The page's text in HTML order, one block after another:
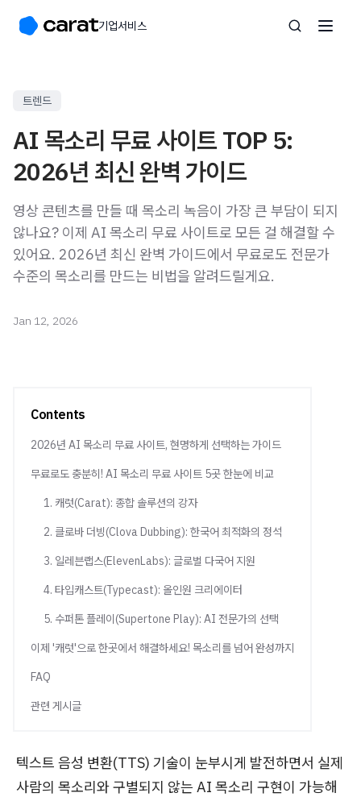
기업서비스
트렌드
AI 목소리 무료 사이트 TOP 5:
2026년 최신 완벽 가이드
영상 콘텐츠를 만들 때 목소리 녹음이 가장 큰 부담이 되지
않나요? 이제 AI 목소리 무료 사이트로 모든 걸 해결할 수
있어요. 2026년 최신 완벽 가이드에서 무료로도 전문가
수준의 목소리를 만드는 비법을 알려드릴게요.
Jan 12, 2026
Contents
2026년 AI 목소리 무료 사이트, 현명하게 선택하는 가이드
무료로도 충분히! AI 목소리 무료 사이트 5곳 한눈에 비교
1. 캐럿(Carat): 종합 솔루션의 강자
2. 클로바 더빙(Clova Dubbing): 한국어 최적화의 정석
3. 일레븐랩스(ElevenLabs): 글로벌 다국어 지원
4. 타입캐스트(Typecast): 올인원 크리에이터
5. 수퍼톤 플레이(Supertone Play): AI 전문가의 선택
이제 '캐럿'으로 한곳에서 해결하세요! 목소리를 넘어 완성까지
FAQ
관련 게시글
텍스트 음성 변환(TTS) 기술이 눈부시게 발전하면서 실제
사람의 목소리와 구별되지 않는 AI 목소리 구현이 가능해